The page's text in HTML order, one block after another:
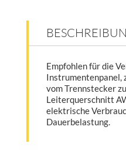
Empfohlen für die
Instrumentenpanel,
vom Trennstecker
Leiterquerschnitt
elektrische
Dauerbelastung.